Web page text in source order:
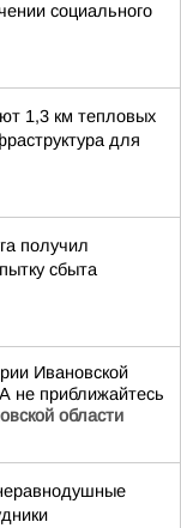
социального
1,3 км тепловых
для
получил
сбыта
Ивановской
не приближайтесь
области